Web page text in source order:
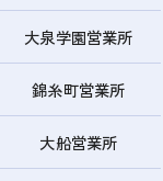
大泉学園営業所
錦糸町営業所
大船営業所